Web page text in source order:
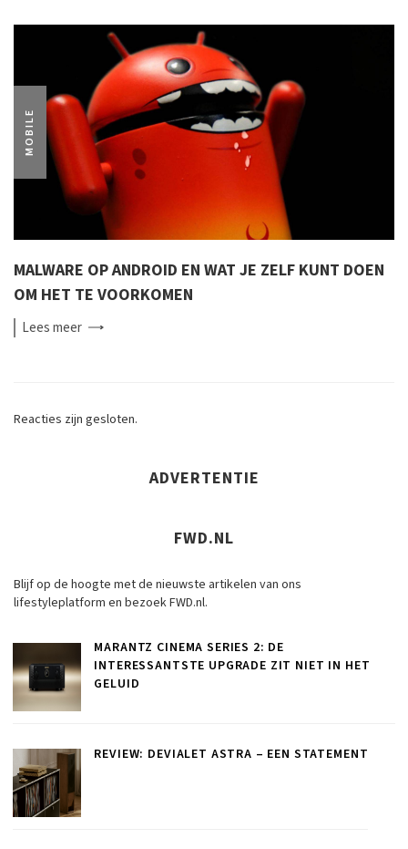
MOBILE
MALWARE OP ANDROID EN WAT JE ZELF KUNT DOEN
OM HET TE VOORKOMEN
Leesmeer
Reacties zijn gesloten.
ADVERTENTIE
FWD.NL
Blijf op de hoogte met de nieuwste artikelen van ons
lifestyleplatform en bezoek FWD.nl.
MARANTZ CINEMA SERIES 2: DE
INTERESSANTSTE UPGRADE ZIT NIET IN HET
GELUID
REVIEW: DEVIALET ASTRA – EEN STATEMENT